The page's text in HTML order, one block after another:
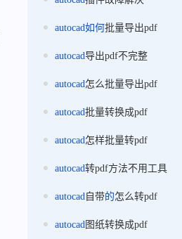
autocad如何批量导出pdf
autocad导出pdf不完整
autocad怎么批量导出pdf
autocad批量转换成pdf
autocad怎样批量转pdf
autocad转pdf方法不用工具
autocad自带的怎么转pdf
autocad图纸转换成pdf